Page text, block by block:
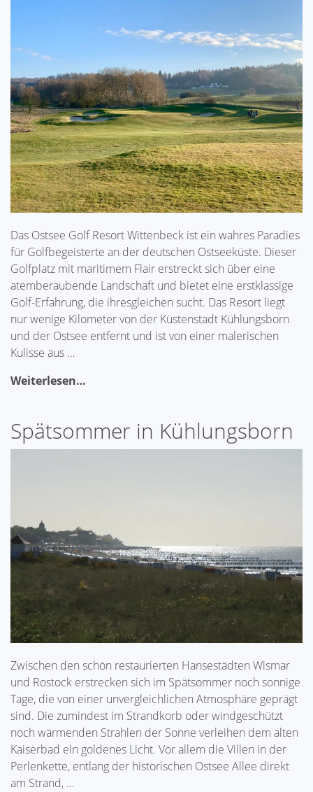
Das Ostsee Golf Resort Wittenbeck ist ein wahres Paradies
für Golfbegeisterte an der deutschen Ostseeküste. Dieser
Golfplatz mit maritimem Flair erstreckt sich über eine
atemberaubende Landschaft und bietet eine erstklassige
Golf-Erfahrung, die ihresgleichen sucht. Das Resort liegt
nur wenige Kilometer von der Küstenstadt Kühlungsborn
und der Ostsee entfernt und ist von einer malerischen
Kulisse aus …
Weiterlesen…
Spätsommer in Kühlungsborn
Zwischen den schön restaurierten Hansestädten Wismar
und Rostock erstrecken sich im Spätsommer noch sonnige
Tage, die von einer unvergleichlichen Atmosphäre geprägt
sind. Die zumindest im Strandkorb oder windgeschützt
noch wärmenden Strahlen der Sonne verleihen dem alten
Kaiserbad ein goldenes Licht. Vor allem die Villen in der
Perlenkette, entlang der historischen Ostsee Allee direkt
am Strand, …